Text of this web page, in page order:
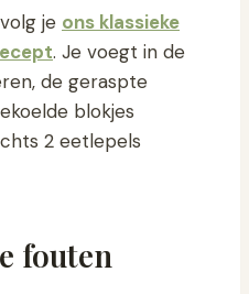
je ons klassieke
. Je voegt in de
de geraspte
blokjes
2 eetlepels
fouten